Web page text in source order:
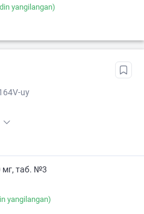
yangilangan)
uy
мг, таб. №3
yangilangan)